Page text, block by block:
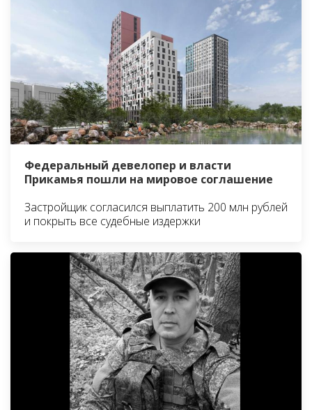
Федеральный девелопер и власти
Прикамья пошли на мировое соглашение
Застройщик согласился выплатить 200 млн рублей
и покрыть все судебные издержки